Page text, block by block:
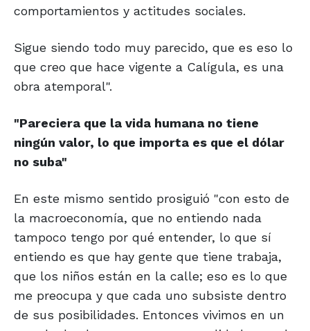
comportamientos y actitudes sociales.
Sigue siendo todo muy parecido, que es eso lo
que creo que hace vigente a Calígula, es una
obra atemporal".
"Pareciera que la vida humana no tiene
ningún valor, lo que importa es que el dólar
no suba"
En este mismo sentido prosiguió "con esto de
la macroeconomía, que no entiendo nada
tampoco tengo por qué entender, lo que sí
entiendo es que hay gente que tiene trabaja,
que los niños están en la calle; eso es lo que
me preocupa y que cada uno subsiste dentro
de sus posibilidades. Entonces vivimos en un